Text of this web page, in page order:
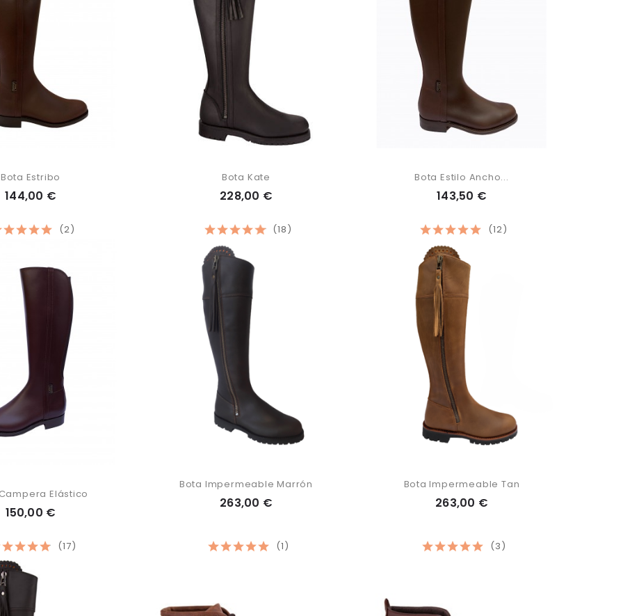
Bota Estribo
144,00 €
Bota Kate
228,00 €
Bota Estilo Ancho...
143,50 €
(2)
Elástico
150,00 €
(18)
Bota Impermeable Marrón
263,00 €
(12)
Bota Impermeable Tan
263,00 €
(17) (1) (3)